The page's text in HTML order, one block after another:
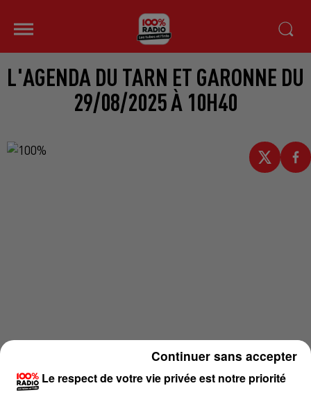
L'AGENDA DU TARN ET GARONNE DU
29/08/2025 À 10H40
Le respect de votre vie privée est notre priorité
Continuer sans accepter